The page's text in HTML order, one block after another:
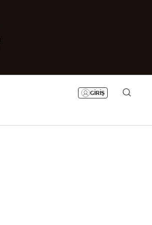
GİRİŞ